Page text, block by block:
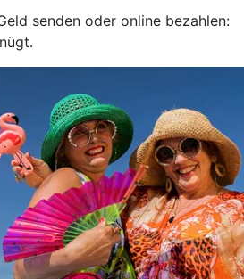
senden oder online bezahlen: